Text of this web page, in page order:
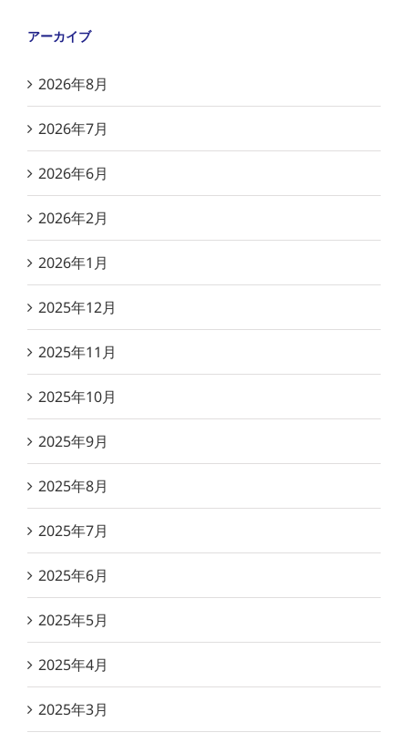
アーカイブ
2026年8月
2026年7月
2026年6月
2026年2月
2026年1月
2025年12月
2025年11月
2025年10月
2025年9月
2025年8月
2025年7月
2025年6月
2025年5月
2025年4月
2025年3月